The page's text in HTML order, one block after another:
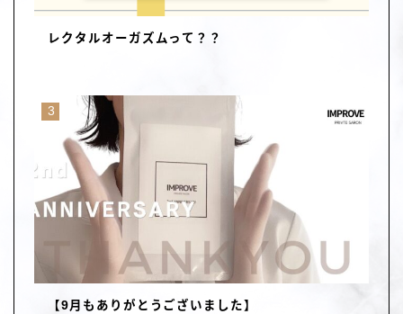
レクタルオーガズムって？？
【9月もありがとうございました】